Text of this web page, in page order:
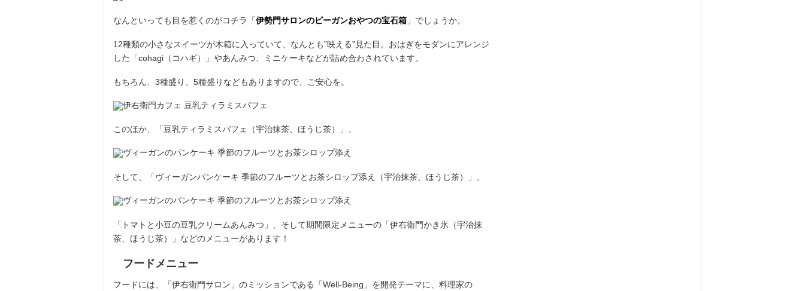
なんといっても目を惹くのがコチラ「伊勢門サロンのビーガンおやつの宝石箱 」でしょうか。
12種類の小さなスイーツが木箱に入っていて、なんとも”映える”見た目。おはぎをモダンにアレンジ
した「cohagi（コハギ）」やあんみつ、ミニケーキなどが詰め合わされています。
もちろん、3種盛り、5種盛りなどもありますので、ご安心を。
このほか、「豆乳ティラミスパフェ（宇治抹茶、ほうじ茶）」、
そして、「ヴィーガンパンケーキ 季節のフルーツとお茶シロップ添え（宇治抹茶、ほうじ茶）」、
「トマトと小豆の豆乳クリームあんみつ」、そして期間限定メニューの「伊右衛門かき氷（宇治抹
茶、ほうじ茶）」などのメニューがあります！
フードメニュー
フードには、「伊右衛⾨サロン」のミッションである「Well-Being」を開発テーマに、料理家の